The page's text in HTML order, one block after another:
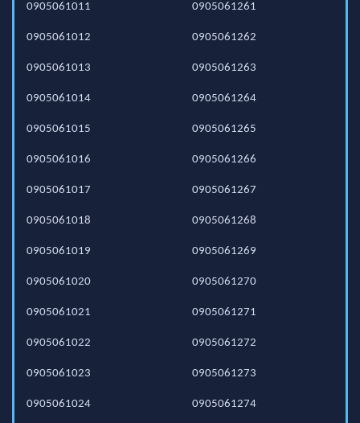
0905061011
0905061012
0905061013
0905061014
0905061015
0905061016
0905061017
0905061018
0905061019
0905061020
0905061021
0905061022
0905061023
0905061024
0905061261
0905061262
0905061263
0905061264
0905061265
0905061266
0905061267
0905061268
0905061269
0905061270
0905061271
0905061272
0905061273
0905061274